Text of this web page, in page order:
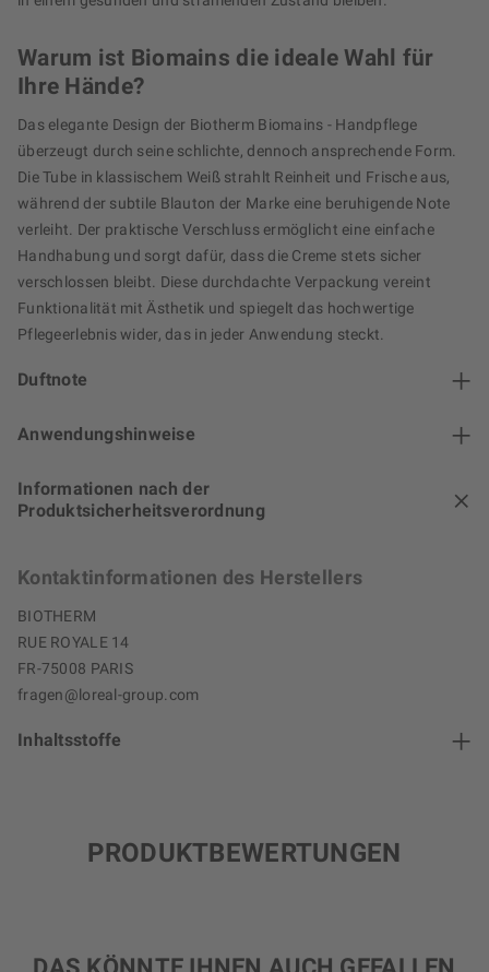
Warum ist Biomains die ideale Wahl für
Ihre Hände?
Das elegante Design der Biotherm Biomains - Handpflege
überzeugt durch seine schlichte, dennoch ansprechende Form.
Die Tube in klassischem Weiß strahlt Reinheit und Frische aus,
während der subtile Blauton der Marke eine beruhigende Note
verleiht. Der praktische Verschluss ermöglicht eine einfache
Handhabung und sorgt dafür, dass die Creme stets sicher
verschlossen bleibt. Diese durchdachte Verpackung vereint
Funktionalität mit Ästhetik und spiegelt das hochwertige
Pflegeerlebnis wider, das in jeder Anwendung steckt.
Duftnote
Anwendungshinweise
Informationen nach der
Produktsicherheitsverordnung
Kontaktinformationen des Herstellers
BIOTHERM
RUE ROYALE 14
FR-75008 PARIS
fragen@loreal-group.com
Inhaltsstoffe
PRODUKTBEWERTUNGEN